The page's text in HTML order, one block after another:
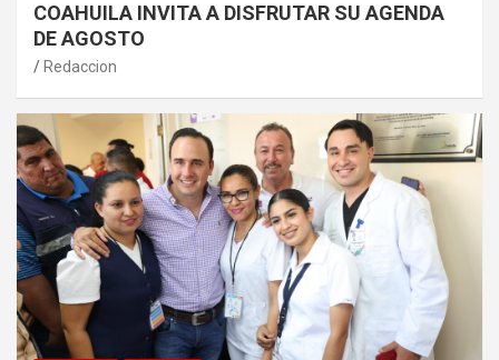
COAHUILA INVITA A DISFRUTAR SU AGENDA
DE AGOSTO
Redaccion